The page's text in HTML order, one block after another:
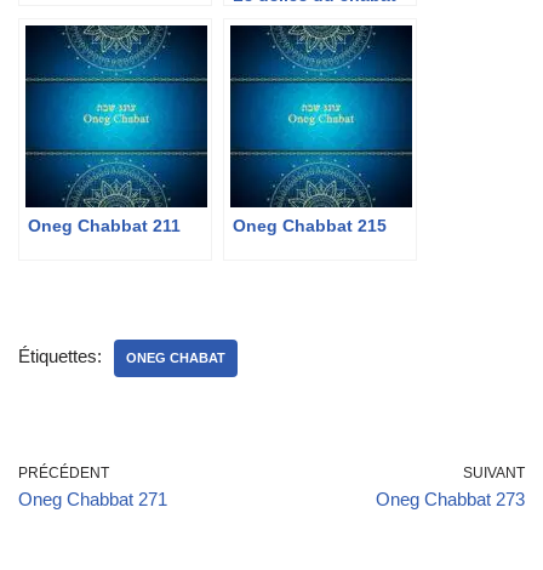
Oneg Chabbat 211 Oneg Chabbat 215
Étiquettes: ONEG CHABAT
PRÉCÉDENT
Oneg Chabbat 271
SUIVANT
Oneg Chabbat 273